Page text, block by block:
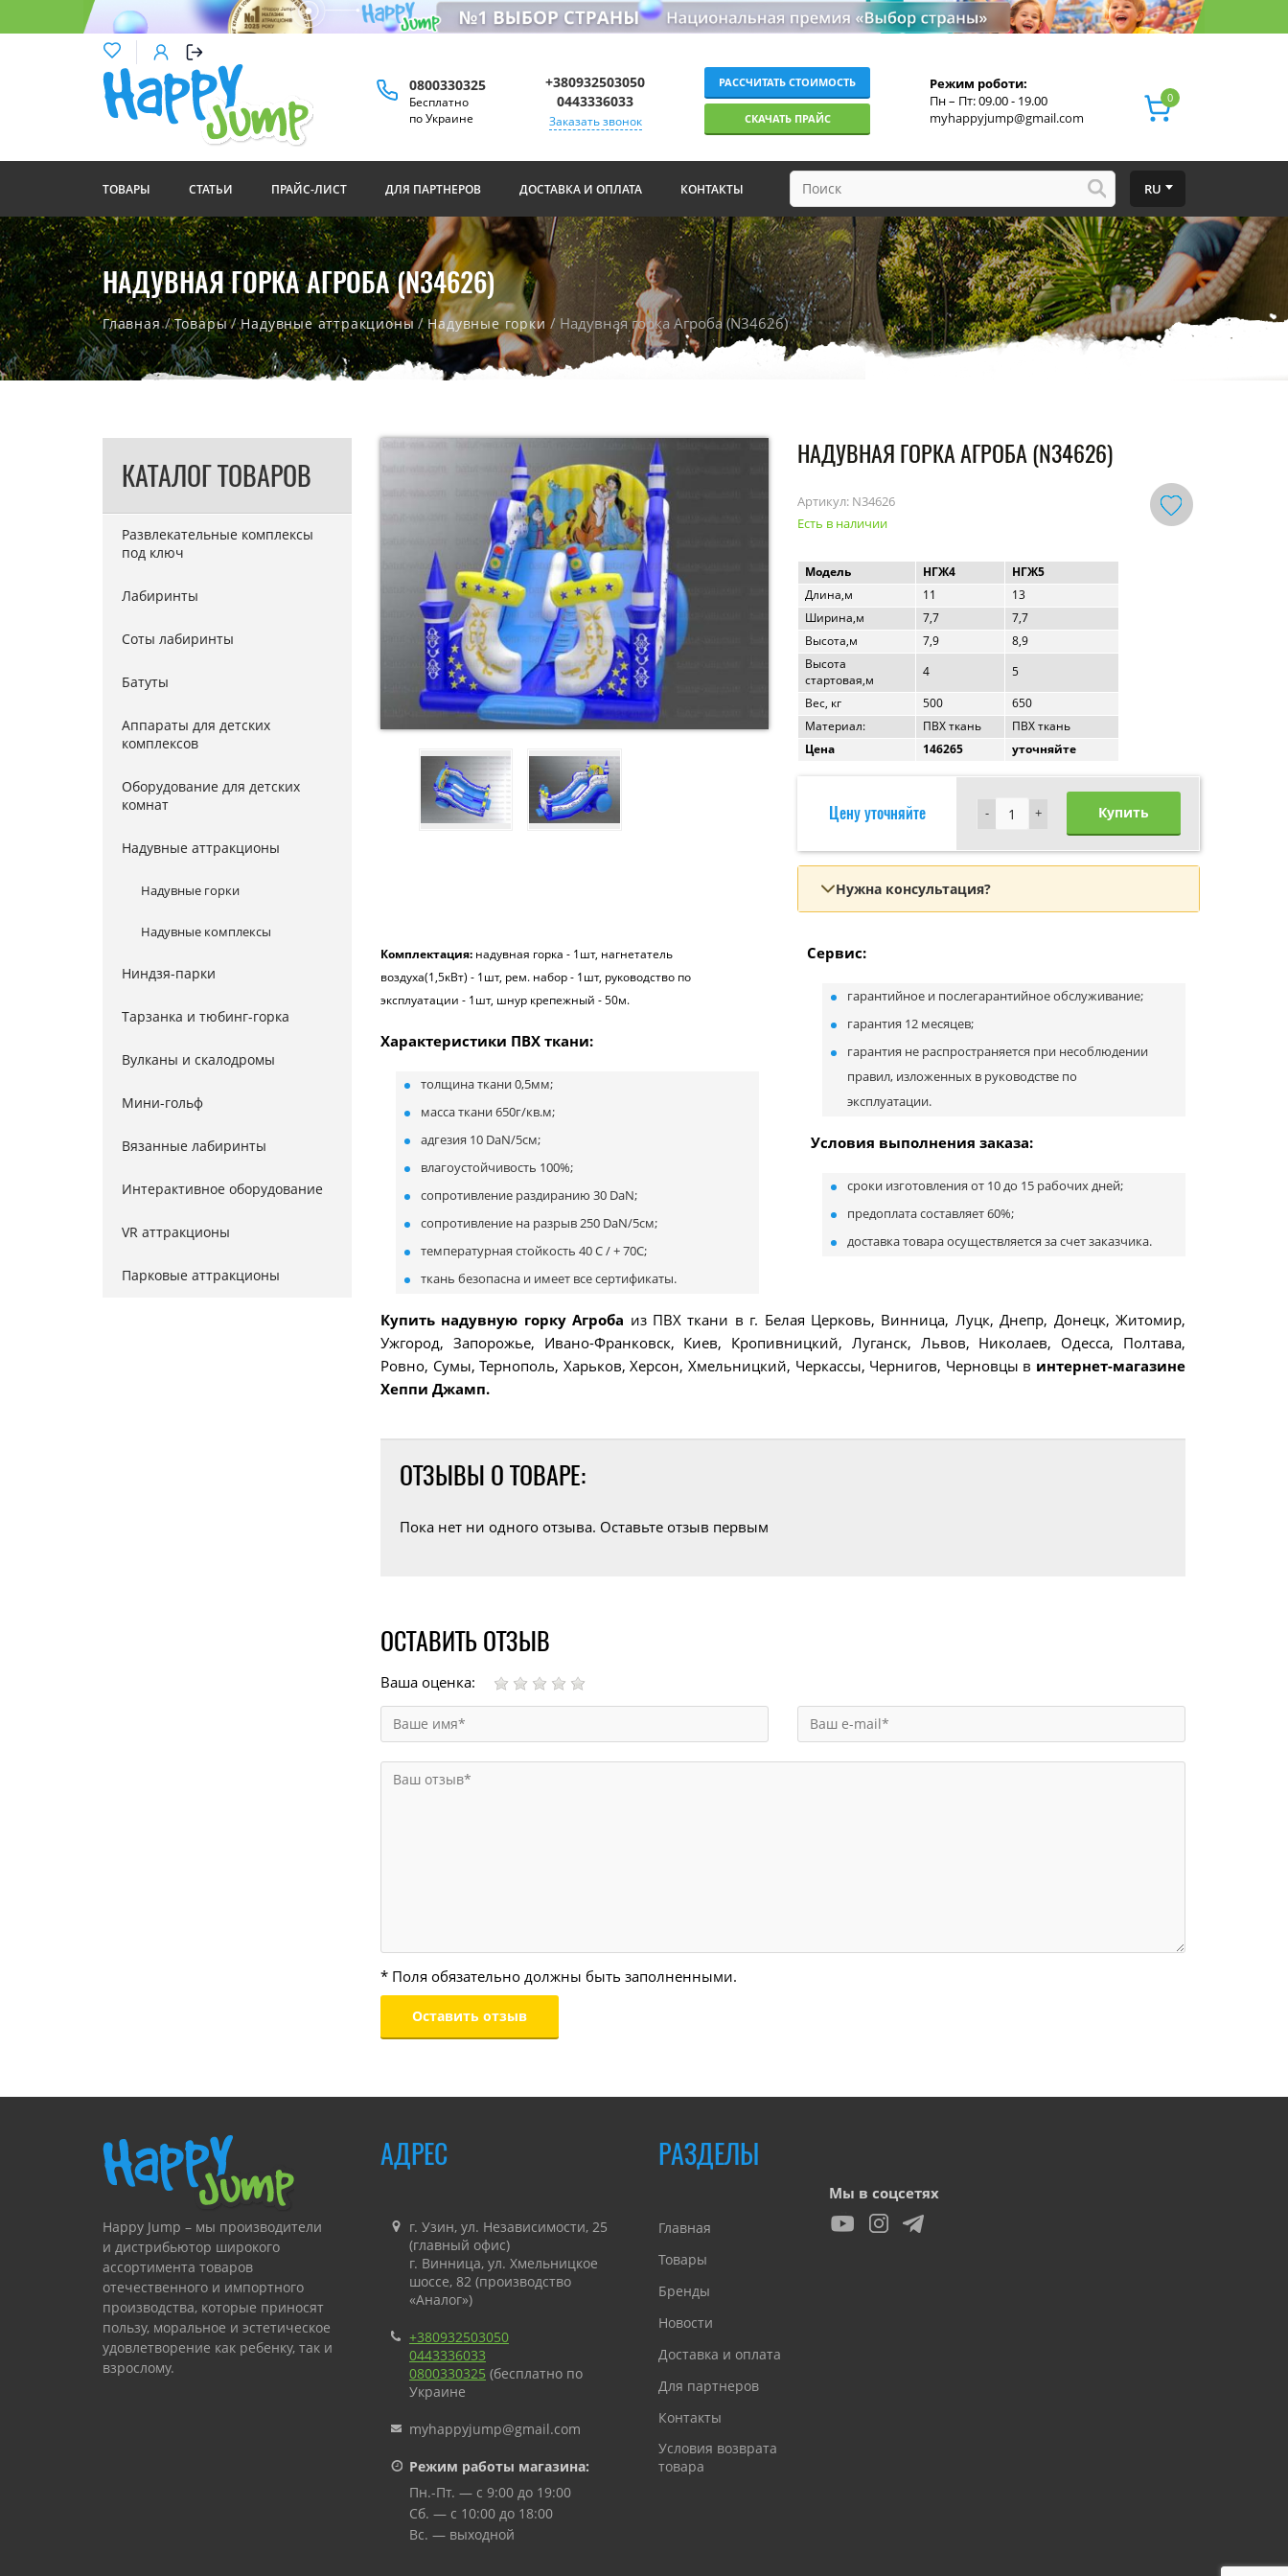
0800330325
Бесплатно
по Украине
+380932503050
0443336033
Заказать звонок
РАССЧИТАТЬ СТОИМОСТЬ
СКАЧАТЬ ПРАЙС
Режим роботи:
Пн – Пт: 09.00 - 19.00
myhappyjump@gmail.com
0
ТОВАРЫ СТАТЬИ ПРАЙС-ЛИСТ ДЛЯ ПАРТНЕРОВ ДОСТАВКА И ОПЛАТА КОНТАКТЫ RU
НАДУВНАЯ ГОРКА АГРОБА (N34626)
Главная/Товары/Надувные аттракционы /Надувные горки / Надувная горка Агроба (N34626)
КАТАЛОГ ТОВАРОВ
Развлекательные комплексы
под ключ
Лабиринты
Соты лабиринты
Батуты
Аппараты для детских
комплексов
Оборудование для детских
комнат
Надувные аттракционы
Надувные горки
Надувные комплексы
Ниндзя-парки
Тарзанка и тюбинг-горка
Вулканы и скалодромы
Мини-гольф
Вязанные лабиринты
Интерактивное оборудование
VR аттракционы
Парковые аттракционы
НАДУВНАЯ ГОРКА АГРОБА (N34626)
Артикул: N34626
Есть в наличии
Модель НГЖ4
НГЖ5
Длина,м
11
13
Ширина,м
7,7
7,7
Высота,м
7,9
8,9
Высота
стартовая,м
4
5
Вес, кг
500
650
Материал:
ПВХ ткань
ПВХ ткань
Цена
146265 уточняйте
Цену уточняйте +
- +
- Купить
Нужна консультация?
Комплектация: надувная горка - 1шт, нагнетатель
воздуха(1,5кВт) - 1шт, рем. набор - 1шт, руководство по
эксплуатации - 1шт, шнур крепежный - 50м.
Характеристики ПВХ ткани:
толщина ткани 0,5мм;
масса ткани 650г/кв.м;
адгезия 10 DaN/5см;
влагоустойчивость 100%;
сопротивление раздиранию 30 DaN;
сопротивление на разрыв 250 DaN/5см;
температурная стойкость 40 С / + 70С;
ткань безопасна и имеет все сертификаты.
Сервис:
гарантийное и послегарантийное обслуживание;
гарантия 12 месяцев;
гарантия не распространяется при несоблюдении
правил, изложенных в руководстве по
эксплуатации.
Условия выполнения заказа:
сроки изготовления от 10 до 15 рабочих дней;
предоплата составляет 60%;
доставка товара осуществляется за счет заказчика.
Купить надувную горку Агроба из ПВХ ткани в г. Белая Церковь, Винница, Луцк, Днепр, Донецк, Житомир,
Ужгород, Запорожье, Ивано-Франковск, Киев, Кропивницкий, Луганск, Львов, Николаев, Одесса, Полтава,
Ровно, Сумы, Тернополь, Харьков, Херсон, Хмельницкий, Черкассы, Чернигов, Черновцы в интернет-магазине
Хеппи Джамп.
ОТЗЫВЫ О ТОВАРЕ:
Пока нет ни одного отзыва. Оставьте отзыв первым
ОСТАВИТЬ ОТЗЫВ
Ваша оценка:
* Поля обязательно должны быть заполненными.
Happy Jump – мы производители
и дистрибьютор широкого
ассортимента товаров
отечественного и импортного
производства, которые приносят
пользу, моральное и эстетическое
удовлетворение как ребенку, так и
взрослому.
АДРЕС
г. Узин, ул. Независимости, 25
(главный офис)
г. Винница, ул. Хмельницкое
шоссе, 82 (производство
«Аналог»)
+380932503050
0443336033
0800330325 (бесплатно по
Украине
myhappyjump@gmail.com
Режим работы магазина:
Пн.-Пт. — с 9:00 до 19:00
Сб. — с 10:00 до 18:00
Вс. — выходной
РАЗДЕЛЫ
Главная
Товары
Бренды
Новости
Доставка и оплата
Для партнеров
Контакты
Условия возврата
товара
Мы в соцсетях